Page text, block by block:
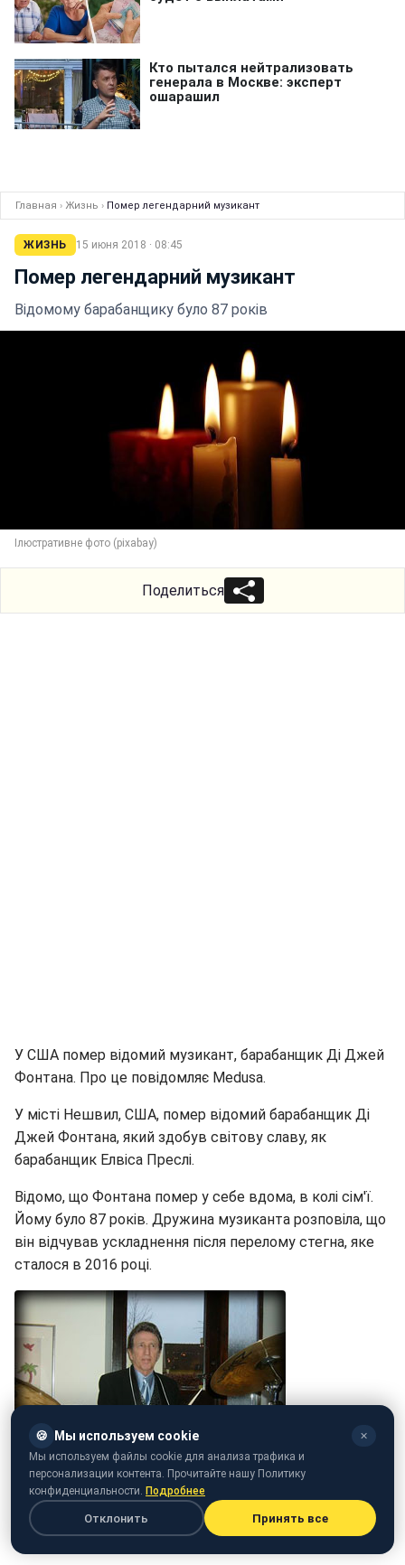
Главная › Жизнь › Помер легендарний музикант
ЖИЗНЬ 15 июня 2018 · 08:45
Помер легендарний музикант
Відомому барабанщику було 87 років
Ілюстративне фото (pixabay)
Поделиться
У США помер відомий музикант, барабанщик Ді Джей
Фонтана. Про це повідомляє Medusa.
У місті Нешвил, США, помер відомий барабанщик Ді
Джей Фонтана, який здобув світову славу, як
барабанщик Елвіса Преслі.
Відомо, що Фонтана помер у себе вдома, в колі сім'ї.
Йому було 87 років. Дружина музиканта розповіла, що
він відчував ускладнення після перелому стегна, яке
сталося в 2016 році.
Фото: Ді Джей Фонтану (djfontana.com)
🍪 Мы используем cookie ✕
Мы используем файлы cookie для анализа трафика и
персонализации контента. Прочитайте нашу Политику
конфиденциальности. Подробнее
Отклонить Принять все